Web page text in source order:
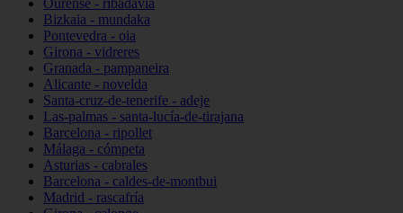
Ourense - ribadavia
Bizkaia - mundaka
Pontevedra - oia
Girona - vidreres
Granada - pampaneira
Alicante - novelda
Santa-cruz-de-tenerife - adeje
Las-palmas - santa-lucía-de-tirajana
Barcelona - ripollet
Málaga - cómpeta
Asturias - cabrales
Barcelona - caldes-de-montbui
Madrid - rascafría